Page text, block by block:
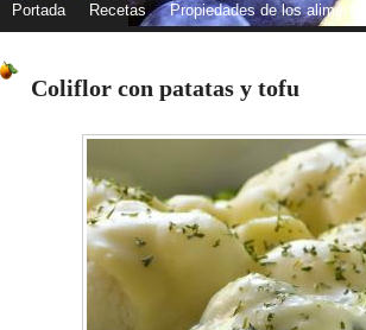
Portada Recetas Propiedades de los alimentos
Coliflor con patatas y tofu